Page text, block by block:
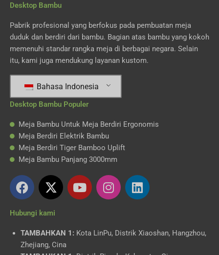
Desktop Bambu
Pabrik profesional yang berfokus pada pembuatan meja
duduk dan berdiri dari bambu. Bagian atas bambu yang kokoh
memenuhi standar rangka meja di berbagai negara. Selain
itu, kami juga mendukung layanan kustom.
Bahasa Indonesia
Desktop Bambu Populer
Meja Bambu Untuk Meja Berdiri Ergonomis
Meja Berdiri Elektrik Bambu
Meja Berdiri Tiger Bamboo Uplift
Meja Bambu Panjang 3000mm
I
n
o
n
e
T
w
t
t
e
Y
o
u
I
n
a
L
i
e
Hubungi kami
TAMBAHKAN 1: Kota LinPu, Distrik Xiaoshan, Hangzhou,
Zhejiang, Cina